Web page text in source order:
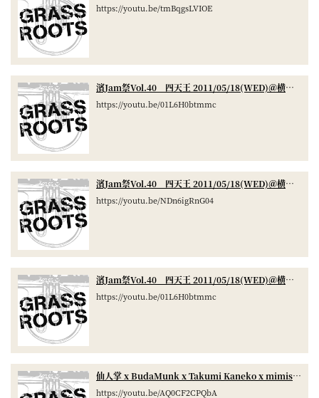
https://youtu.be/tmBqgsLVIOE
濱Jam祭Vol.40 四天王 2011/05/18(WED)＠横浜GrassRoots Part.1 2/4
https://youtu.be/01L6H0btmmc
濱Jam祭Vol.40 四天王 2011/05/18(WED)＠横浜GrassRoots Part.1 3/4
https://youtu.be/NDn6igRnG04
濱Jam祭Vol.40 四天王 2011/05/18(WED)＠横浜GrassRoots Part.1 2/4
https://youtu.be/01L6H0btmmc
仙人掌 x BudaMunk x Takumi Kaneko x mimismooth x Gropas
https://youtu.be/AQ0CF2CPQbA